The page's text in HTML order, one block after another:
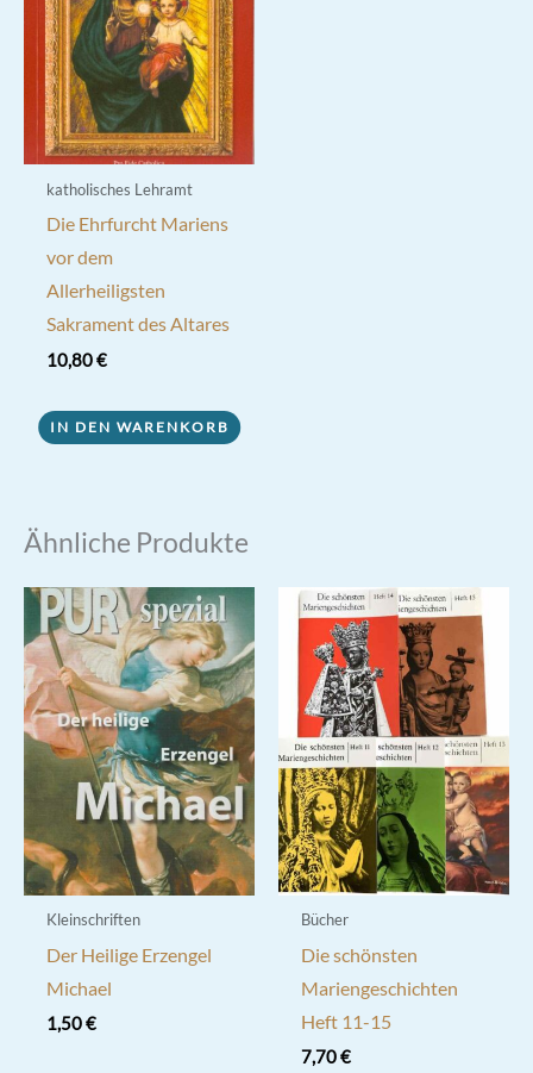
katholisches Lehramt
Die Ehrfurcht Mariens
vor dem
Allerheiligsten
Sakrament des Altares
10,80€
IN DEN WARENKORB
Ähnliche Produkte
Kleinschriften
Der Heilige Erzengel
Michael
1,50€
Bücher
Die schönsten
Mariengeschichten
Heft 11-15
7,70€